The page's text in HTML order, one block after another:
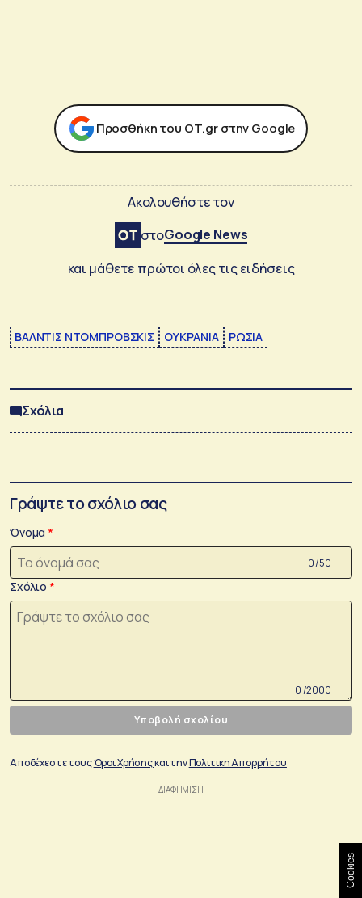
Προσθήκη του ΟΤ.gr στην Google
Ακολουθήστε τον
στοGoogle News
και μάθετε πρώτοι όλες τις ειδήσεις
ΒΑΛΝΤΙΣ ΝΤΟΜΠΡΟΒΣΚΙΣ ΟΥΚΡΑΝΙΑ ΡΩΣΙΑ
Σχόλια
Γράψτε το σχόλιο σας
Όνομα
0 /50
Σχόλιο
0 /2000
Υποβολή σχολίου
Αποδέχεστε τουςΌροι Χρήσηςκαι τηνΠολιτικη Απορρήτου
Cookies